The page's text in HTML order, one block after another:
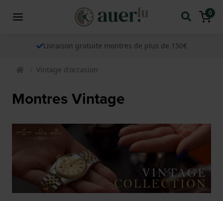
0
Livraison gratuite montres de plus de 150€
Vintage d'occasion
Montres Vintage